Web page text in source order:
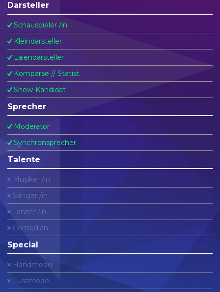
Darsteller
Schauspieler /in
Kleindarsteller
Laiendarsteller
Komparse // Statist
Show-Kandidat
Sprecher
Moderator
Synchronsprecher
Talente
Musiker /in
Sänger /in
Tänzer /in
Comedian
Special
Handmodel
Fussmodel